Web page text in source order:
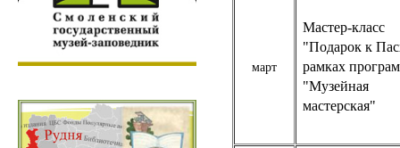
март
Мастер-класс
"Подарок к
рамках
"Музейная
мастерская"